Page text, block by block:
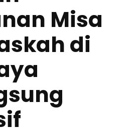
Misa
di